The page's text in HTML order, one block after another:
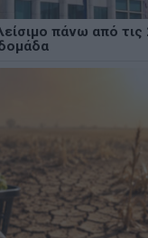
πάνω από